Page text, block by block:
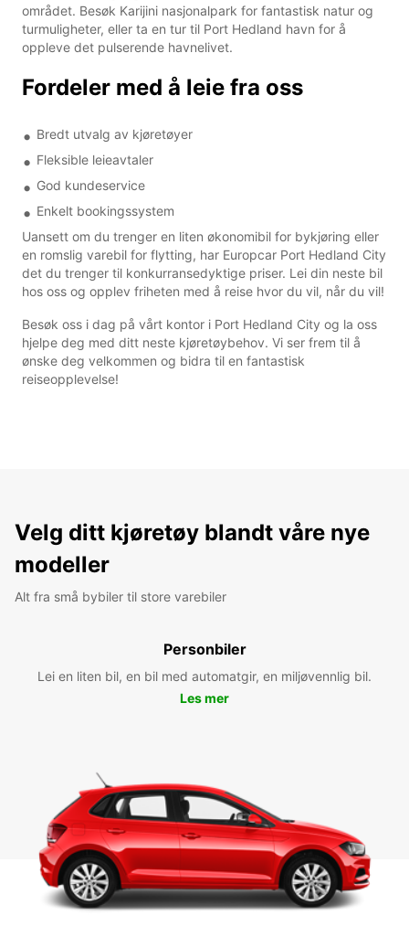
området. Besøk Karijini nasjonalpark for fantastisk natur og
turmuligheter, eller ta en tur til Port Hedland havn for å
oppleve det pulserende havnelivet.
Fordeler med å leie fra oss
Bredt utvalg av kjøretøyer
Fleksible leieavtaler
God kundeservice
Enkelt bookingssystem
Uansett om du trenger en liten økonomibil for bykjøring eller
en romslig varebil for flytting, har Europcar Port Hedland City
det du trenger til konkurransedyktige priser. Lei din neste bil
hos oss og opplev friheten med å reise hvor du vil, når du vil!
Besøk oss i dag på vårt kontor i Port Hedland City og la oss
hjelpe deg med ditt neste kjøretøybehov. Vi ser frem til å
ønske deg velkommen og bidra til en fantastisk
reiseopplevelse!
Velg ditt kjøretøy blandt våre nye
modeller
Alt fra små bybiler til store varebiler
Personbiler
Lei en liten bil, en bil med automatgir, en miljøvennlig bil.
Les mer